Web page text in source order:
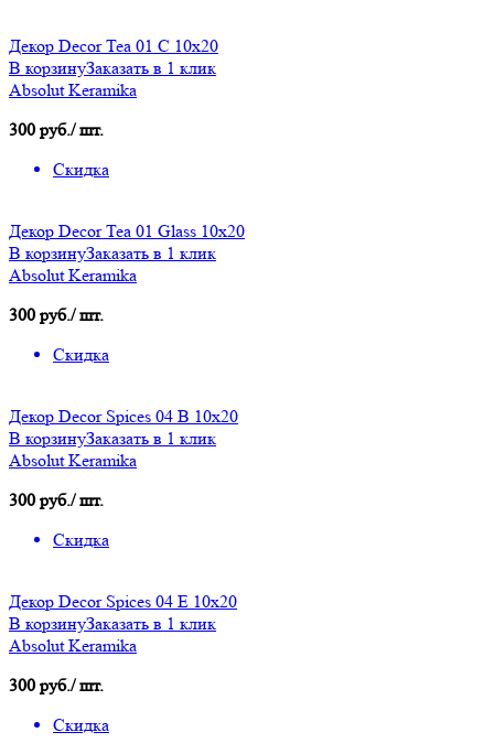
Декор Decor Tea 01 C 10x20
В корзинуЗаказать в 1 клик
Absolut Keramika
300 руб./ шт.
Скидка
Декор Decor Tea 01 Glass 10х20
В корзинуЗаказать в 1 клик
Absolut Keramika
300 руб./ шт.
Скидка
Декор Decor Spices 04 B 10х20
В корзинуЗаказать в 1 клик
Absolut Keramika
300 руб./ шт.
Скидка
Декор Decor Spices 04 E 10х20
В корзинуЗаказать в 1 клик
Absolut Keramika
300 руб./ шт.
Скидка